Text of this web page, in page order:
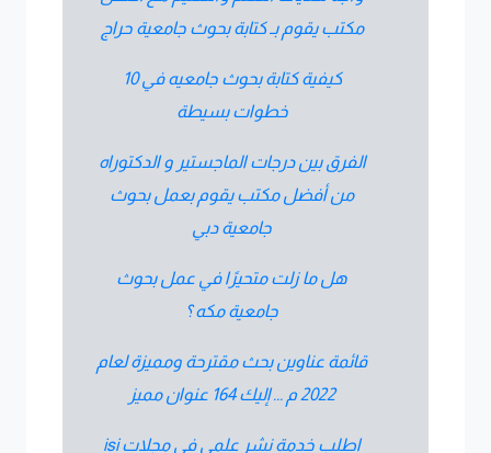
مكتب يقوم بـ كتابة بحوث جامعية حراج
كيفية كتابة بحوث جامعيه في 10
خطوات بسيطة
الفرق بين درجات الماجستير و الدكتوراه
من أفضل مكتب يقوم بعمل بحوث
جامعية دبي
هل ما زلت متحيرًا في عمل بحوث
جامعية مكه ؟
قائمة عناوين بحث مقترحة ومميزة لعام
2022 م ... إليك 164 عنوان مميز
اطلب خدمة نشر علمي فى مجلات isi